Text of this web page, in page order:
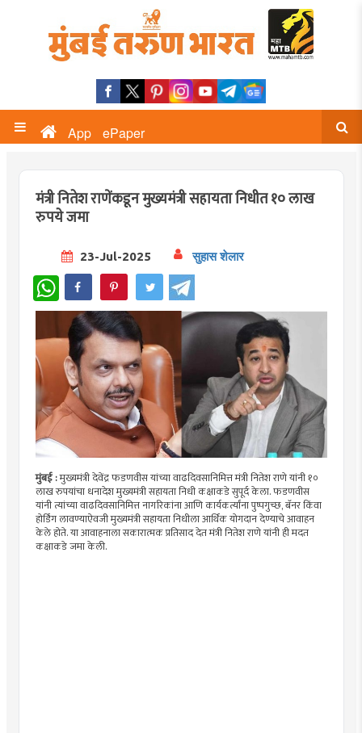
App ePaper
मंत्री नितेश राणेंकडून मुख्यमंत्री सहायता निधीत १० लाख
रुपये जमा
23-Jul-2025 सुहास शेलार
WhatsApp
मुंबई :मुख्यमंत्री देवेंद्र फडणवीस यांच्या वाढदिवसानिमित्त मंत्री नितेश राणे यांनी १०
लाख रुपयांचा धनादेश मुख्यमंत्री सहायता निधी कक्षाकडे सुपूर्द केला. फडणवीस
यांनी त्यांच्या वाढदिवसानिमित्त नागरिकांना आणि कार्यकर्त्यांना पुष्पगुच्छ, बॅनर किंवा
होर्डिंग लावण्याऐवजी मुख्यमंत्री सहायता निधीला आर्थिक योगदान देण्याचे आवाहन
केले होते. या आवाहनाला सकारात्मक प्रतिसाद देत मंत्री नितेश राणे यांनी ही मदत
कक्षाकडे जमा केली.